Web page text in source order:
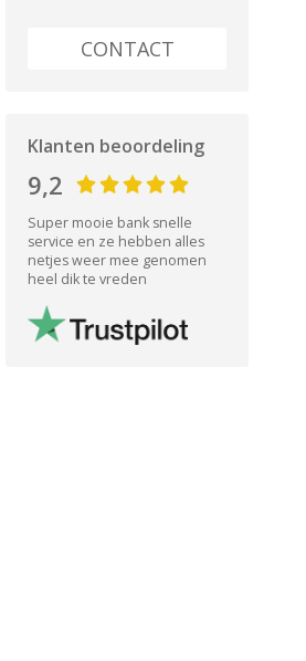
CONTACT
Klanten beoordeling
9,2
Super mooie bank snelle
service en ze hebben alles
netjes weer mee genomen
heel dik te vreden